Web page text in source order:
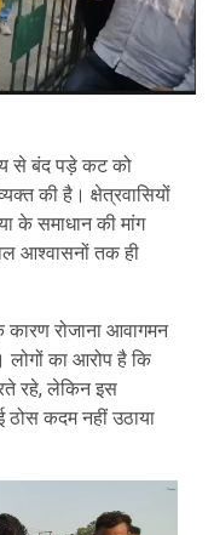
से बंद पड़े कट को
की है। क्षेत्रवासियों
के समाधान की मांग
आश्वासनों तक ही
रोजाना आवागमन
लोगों का आरोप है कि
रहे, लेकिन इस
ठोस कदम नहीं उठाया